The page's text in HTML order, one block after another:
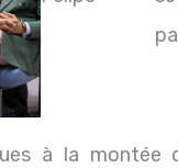
à la